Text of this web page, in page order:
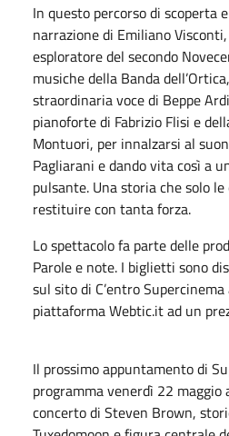
In questo percorso di scoperta
narrazione di Emiliano
esploratore del secondo
musiche della Banda
straordinaria voce di Beppe
pianoforte di Fabrizio Flisi e
Montuori, per innalzarsi al
Pagliarani e dando vita così a
pulsante. Una storia che solo
restituire con tanta forza.
Lo spettacolo fa parte delle
Parole e note. I biglietti sono
sul sito di C’entro
piattaforma Webtic.it ad un
Il prossimo appuntamento di
programma venerdì 22 maggio
concerto di Steven Brown,